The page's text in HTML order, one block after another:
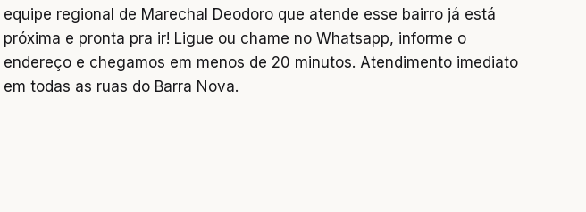
equipe regional de Marechal Deodoro que atende esse bairro já está
próxima e pronta pra ir! Ligue ou chame no Whatsapp, informe o
endereço e chegamos em menos de 20 minutos. Atendimento imediato
em todas as ruas do Barra Nova.